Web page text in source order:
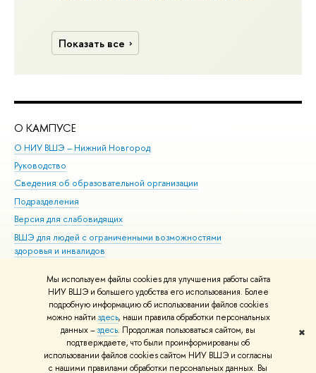
Мы используем файлы cookies для улучшения работы сайта
НИУ ВШЭ и большего удобства его использования. Более
подробную информацию об использовании файлов cookies
можно найти здесь, наши правила обработки персональных
данных –здесь. Продолжая пользоваться сайтом, вы
подтверждаете, что были проинформированы об
использовании файлов cookies сайтом НИУ ВШЭ и согласны
с нашими правилами обработки персональных данных. Вы
✖
Показать все
О КАМПУСЕ
О НИУ ВШЭ – Нижний Новгород
Руководство
Сведения об образовательной организации
Подразделения
Версия для слабовидящих
ВШЭ для людей с ограниченными возможностями
здоровья и инвалидов
© НИУ ВШЭ 1993–2026 Адреса и контакты Условия использования
материалов Политика конфиденциальности Карта сайта